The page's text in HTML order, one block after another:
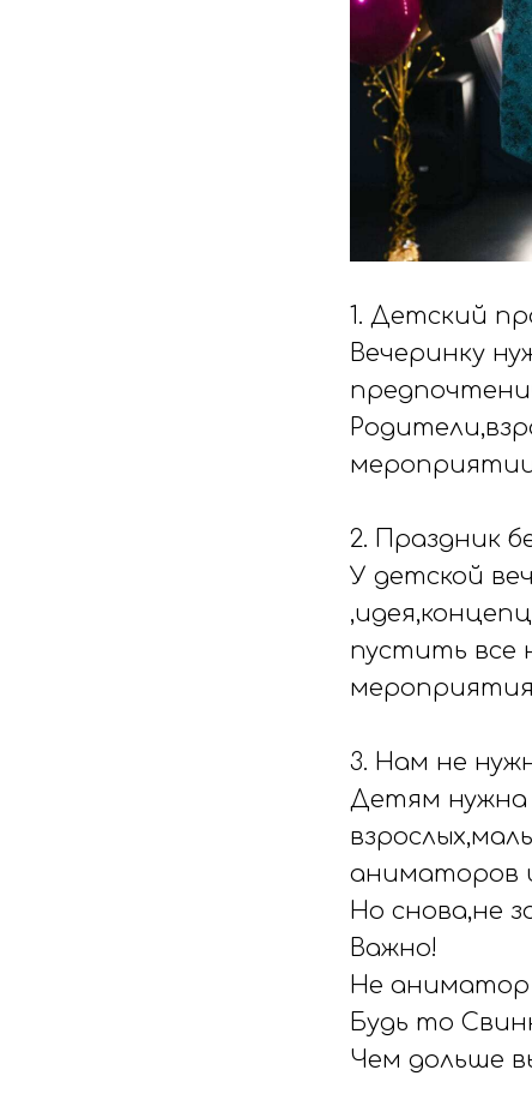
1. Детский
Вечеринку
2. Праздник
У детской
пустить все
3. Нам не
Детям нужна
аниматоров
Но снова,не
Важно!
Не аниматор
Будь то
Чем дольше